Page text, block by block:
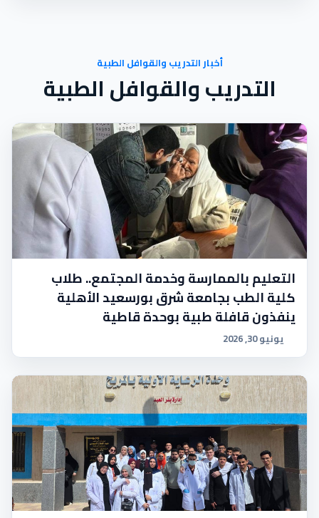
أخبار التدريب والقوافل الطبية
التدريب والقوافل الطبية
التعليم بالممارسة وخدمة المجتمع.. طلاب
كلية الطب بجامعة شرق بورسعيد الأهلية
ينفذون قافلة طبية بوحدة قاطية
يونيو 30, 2026